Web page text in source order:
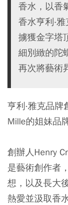
香水，以香
香水亨利‧雅
擄獲金字塔
細別緻的陀
再次將藝術
亨利‧雅克品
Mille的姐妹品牌
創辦人Henry
是藝術創作者
想，以及長大
熱愛並汲取香